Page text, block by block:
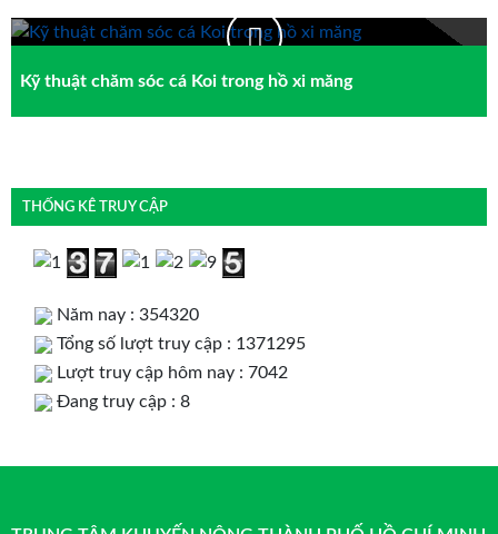
Kỹ thuật chăm sóc cá Koi trong hồ xi măng
THỐNG KÊ TRUY CẬP
Năm nay : 354320
Tổng số lượt truy cập : 1371295
Lượt truy cập hôm nay : 7042
Đang truy cập : 8